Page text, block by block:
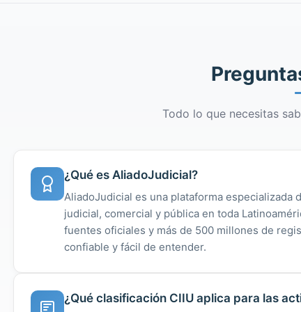
Todo lo que necesitas
¿Qué es AliadoJudicial?
AliadoJudicial es una plataforma
judicial, comercial y pública en toda
fuentes oficiales y más de 500 millones de
confiable y fácil de entender.
¿Qué clasificación CIIU aplica para las